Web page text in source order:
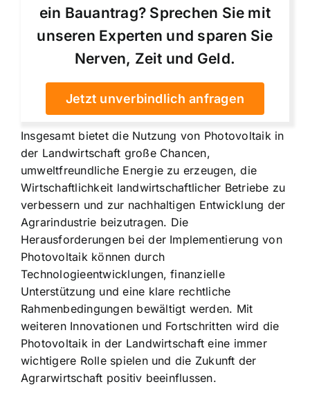
ein Bauantrag? Sprechen Sie mit
unseren Experten und sparen Sie
Nerven, Zeit und Geld.
Jetzt unverbindlich anfragen
Insgesamt bietet die Nutzung von Photovoltaik in
der Landwirtschaft große Chancen,
umweltfreundliche Energie zu erzeugen, die
Wirtschaftlichkeit landwirtschaftlicher Betriebe zu
verbessern und zur nachhaltigen Entwicklung der
Agrarindustrie beizutragen. Die
Herausforderungen bei der Implementierung von
Photovoltaik können durch
Technologieentwicklungen, finanzielle
Unterstützung und eine klare rechtliche
Rahmenbedingungen bewältigt werden. Mit
weiteren Innovationen und Fortschritten wird die
Photovoltaik in der Landwirtschaft eine immer
wichtigere Rolle spielen und die Zukunft der
Agrarwirtschaft positiv beeinflussen.